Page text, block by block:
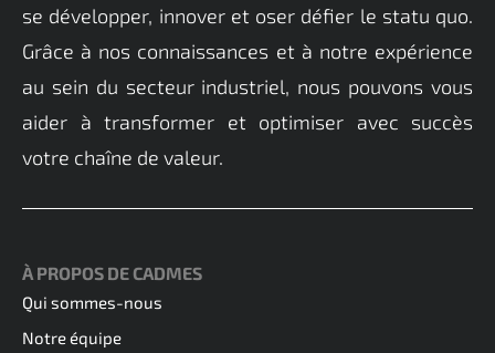
se développer, innover et oser défier le statu quo.
Grâce à nos connaissances et à notre expérience
au sein du secteur industriel, nous pouvons vous
aider à transformer et optimiser avec succès
votre chaîne de valeur.
À PROPOS DE CADMES
Qui sommes-nous
Notre équipe